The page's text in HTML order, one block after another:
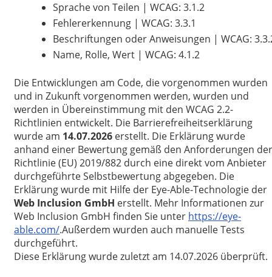
Sprache von Teilen | WCAG: 3.1.2
Fehlererkennung | WCAG: 3.3.1
Beschriftungen oder Anweisungen | WCAG:
Name, Rolle, Wert | WCAG: 4.1.2
Die Entwicklungen am Code, die vorgenommen wurden
und in Zukunft vorgenommen werden, wurden und
werden in Übereinstimmung mit den WCAG 2.2-
Richtlinien entwickelt. Die Barrierefreiheitserklärung
wurde am 14.07.2026 erstellt. Die Erklärung wurde
anhand einer Bewertung gemäß den Anforderungen der
Richtlinie (EU) 2019/882 durch eine direkt vom Anbieter
durchgeführte Selbstbewertung abgegeben. Die
Erklärung wurde mit Hilfe der Eye-Able-Technologie der
Web Inclusion GmbH erstellt. Mehr Informationen zur
Web Inclusion GmbH finden Sie unter https://eye-
able.com/.Außerdem wurden auch manuelle Tests
durchgeführt.
Diese Erklärung wurde zuletzt am 14.07.2026 überprüft.